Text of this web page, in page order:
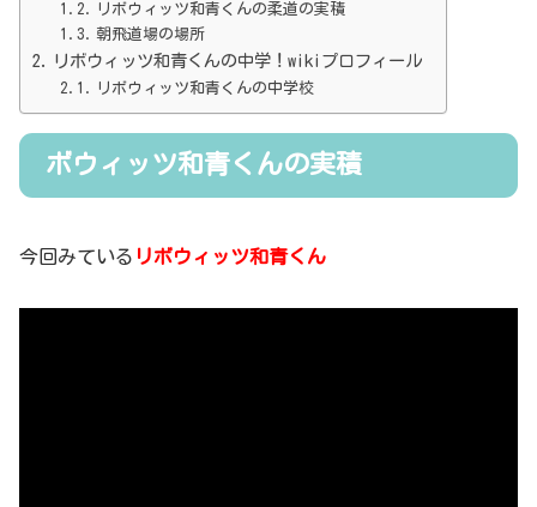
リボウィッツ和青くんの柔道の実積
朝飛道場の場所
リボウィッツ和青くんの中学！wikiプロフィール
リボウィッツ和青くんの中学校
ボウィッツ和青くんの実積
今回みている リボウィッツ和青くん